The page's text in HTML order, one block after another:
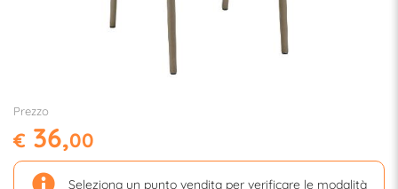
Prezzo
€ 36,00
Seleziona un punto vendita per verificare le modalità